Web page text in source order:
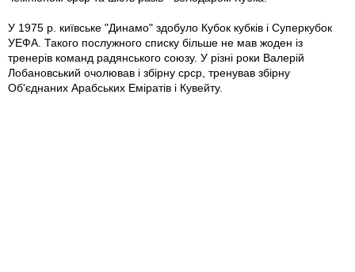
У 1975 р. київське "Динамо" здобуло Кубок кубків і Суперкубок
УЕФА. Такого послужного списку більше не мав жоден із
тренерів команд радянського союзу. У різні роки Валерій
Лобановський очолював і збірну срср, тренував збірну
Об'єднаних Арабських Еміратів і Кувейту.